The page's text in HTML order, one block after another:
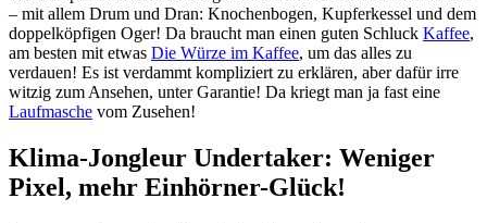
– mit allem Drum und Dran: Knochenbogen, Kupferkessel und dem
doppelköpfigen Oger! Da braucht man einen guten Schluck Kaffee,
am besten mit etwas Die Würze im Kaffee, um das alles zu
verdauen! Es ist verdammt kompliziert zu erklären, aber dafür irre
witzig zum Ansehen, unter Garantie! Da kriegt man ja fast eine
Laufmasche vom Zusehen!
Klima-Jongleur Undertaker: Weniger
Pixel, mehr Einhörner-Glück!